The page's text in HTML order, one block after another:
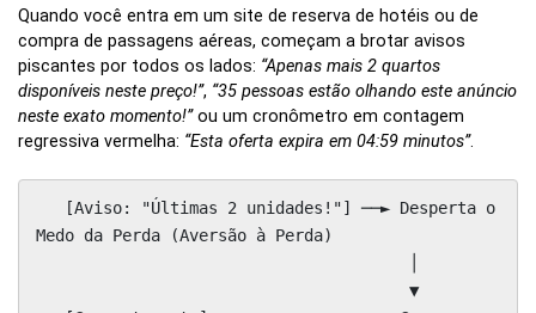
Quando você entra em um site de reserva de hotéis ou de
compra de passagens aéreas, começam a brotar avisos
piscantes por todos os lados: “Apenas mais 2 quartos
disponíveis neste preço!”, “35 pessoas estão olhando este anúncio
neste exato momento!”ou um cronômetro em contagem
regressiva vermelha: “Esta oferta expira em 04:59 minutos”.
Medo da Perda (Aversão à Perda)
                                       ▼